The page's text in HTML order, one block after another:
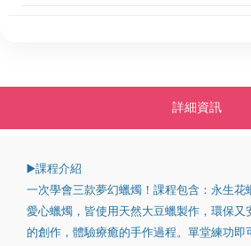
詳細資訊
▶️課程介紹
一次學會三款夢幻蠟燭！課程包含：永生花
愛心蠟燭，皆使用天然大豆蠟製作，環保又
的創作，體驗療癒的手作過程。單堂練功即